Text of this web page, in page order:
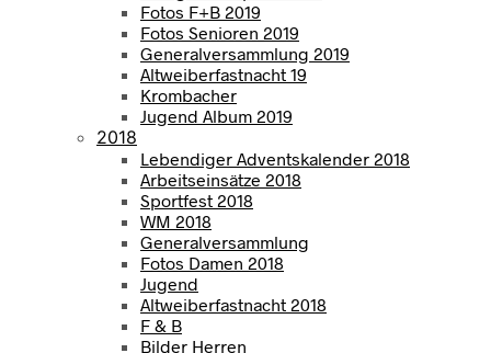
Fotos F+B 2019
Fotos Senioren 2019
Generalversammlung 2019
Altweiberfastnacht 19
Krombacher
Jugend Album 2019
2018
Lebendiger Adventskalender 2018
Arbeitseinsätze 2018
Sportfest 2018
WM 2018
Generalversammlung
Fotos Damen 2018
Jugend
Altweiberfastnacht 2018
F & B
Bilder Herren